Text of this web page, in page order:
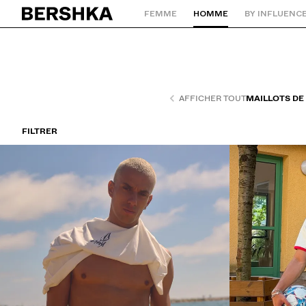
Retourner à la page d'accueil
FEMME HOMME BY
AFFICHER TOUTMAILLOTS
FILTRER